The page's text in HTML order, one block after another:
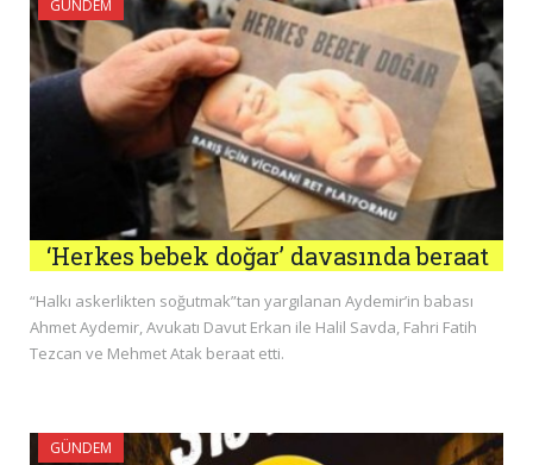
GÜNDEM
‘Herkes bebek doğar’ davasında beraat
“Halkı askerlikten soğutmak”tan yargılanan Aydemir’in babası
Ahmet Aydemir, Avukatı Davut Erkan ile Halil Savda, Fahri Fatih
Tezcan ve Mehmet Atak beraat etti.
GÜNDEM